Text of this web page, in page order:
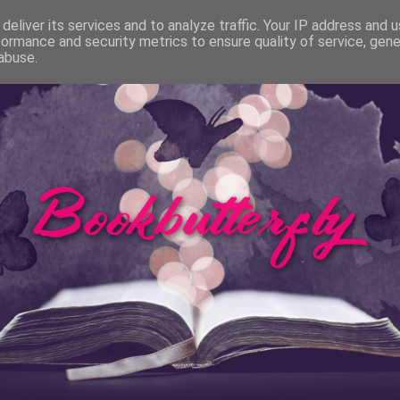
Bücher Rezensionen Autorentage Filme &
its services and to analyze traffic. Your IP address and
and security metrics to ensure quality of service,